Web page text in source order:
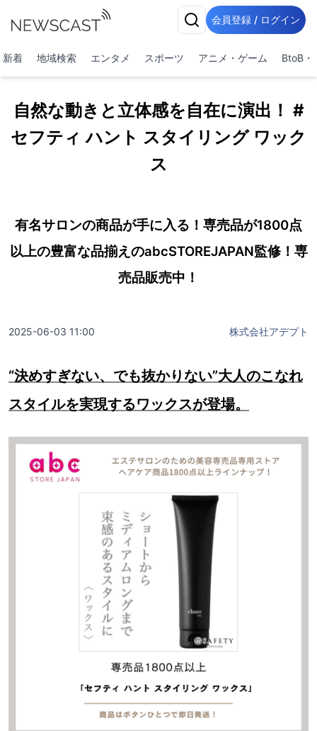
会員登録 / ログイン
新着 地域検索 エンタメ スポーツ アニメ・ゲーム BtoB・
自然な動きと立体感を自在に演出！ #
セフティ ハント スタイリング ワック
ス
有名サロンの商品が手に入る！専売品が1800点
以上の豊富な品揃えのabcSTOREJAPAN監修！専
売品販売中！
2025-06-03 11:00 株式会社アデプト
“決めすぎない、でも抜かりない”大人のこなれ
スタイルを実現するワックスが登場。